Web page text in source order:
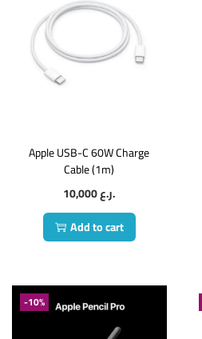
Apple USB-C 60W Charge
Cable (1m)
10,000
ر.ع.
Add to cart
-10%